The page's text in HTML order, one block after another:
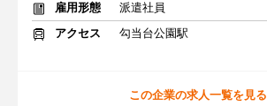
雇用形態
派遣社員
アクセス
勾当台公園駅
この企業の求人一覧を見る